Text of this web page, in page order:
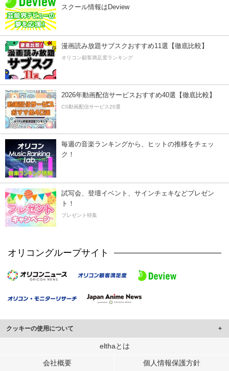
スクール情報はDeview
漫画読み放題サブスクおすすめ11選【徹底比較】
オリコン顧客満足度ランキング
2026年動画配信サービスおすすめ40選【徹底比較】
CS動画配信サービス20選
毎週の音楽ランキングから、ヒットの推移をチェッ
ク！
試写会、登壇イベント、サインチェキなどプレゼン
ト！
プレゼント特集
オリコングループサイト
クッキーの使用について
このサイトでは Cookie を使用して、ユーザーに合わせたコンテンツや広告の
行っています。
elthaとは
会社概要 個人情報保護方針